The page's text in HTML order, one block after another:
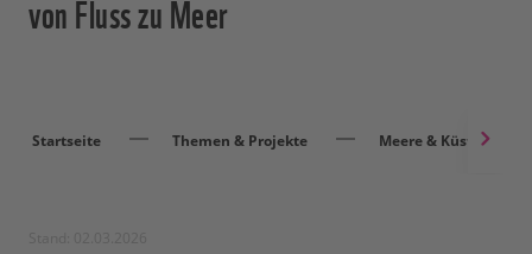
von Fluss zu Meer
Startseite Themen & Projekte Meere & Küsten